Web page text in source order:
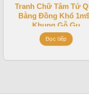
Tranh Chữ Tâm Tứ
Bằng Đồng Khổ
Khung Gỗ Gụ
Đọc tiếp